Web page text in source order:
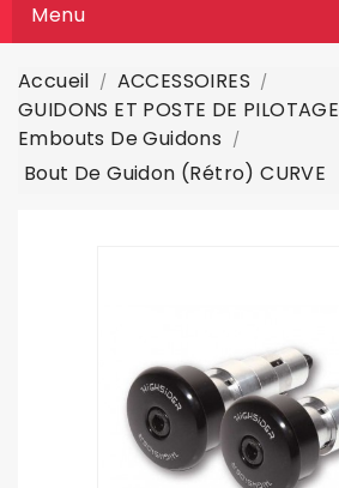
Menu
Accueil
ACCESSOIRES
GUIDONS ET POSTE DE PILOTAGE
Embouts De Guidons
Bout De Guidon (rétro) CURVE